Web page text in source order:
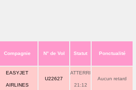
Compagnie N° de Vol Statut Ponctualité
EASYJET
AIRLINES
U22627
ATTERRI
21:12
Aucun retard